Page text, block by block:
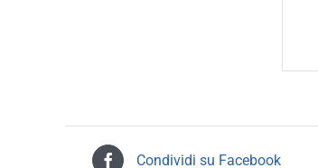
Condividi su Facebook